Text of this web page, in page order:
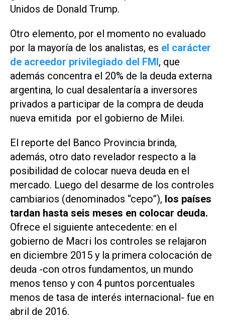
Unidos de Donald Trump.
Otro elemento, por el momento no evaluado
por la mayoría de los analistas, es el carácter
de acreedor privilegiado del FMI, que
además concentra el 20% de la deuda externa
argentina, lo cual desalentaría a inversores
privados a participar de la compra de deuda
nueva emitida por el gobierno de Milei.
El reporte del Banco Provincia brinda,
además, otro dato revelador respecto a la
posibilidad de colocar nueva deuda en el
mercado. Luego del desarme de los controles
cambiarios (denominados “cepo”), los países
tardan hasta seis meses en colocar deuda.
Ofrece el siguiente antecedente: en el
gobierno de Macri los controles se relajaron
en diciembre 2015 y la primera colocación de
deuda -con otros fundamentos, un mundo
menos tenso y con 4 puntos porcentuales
menos de tasa de interés internacional- fue en
abril de 2016.